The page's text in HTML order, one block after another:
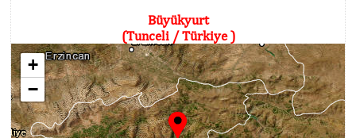
Büyükyurt
(Tunceli / Türkiye )
+
−